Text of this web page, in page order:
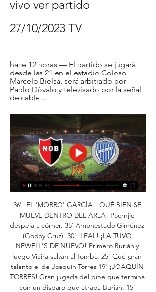
vivo ver partido
27/10/2023 TV
hace 12 horas — El partido se jugará
desde las 21 en el estadio Coloso
Marcelo Bielsa, será arbitrado por
Pablo Dóvalo y televisado por la señal
de cable ...
36' ¡EL 'MORRO' GARCÍA! ¡QUÉ BIEN SE
MUEVE DENTRO DEL ÁREA! Pocrnjic
despeja a córner. 35' Amonestado Giménez
(Godoy Cruz). 30' ¡LEAL! ¡LA TUVO
NEWELL'S DE NUEVO! Primero Burián y
luego Vieira salvan al Tomba. 25' Qué gran
talento el de Joaquín Torres 19' ¡JOAQUÍN
TORRES! Gran jugada del pibe que termina
con un disparo que atrapa Burián. 15'